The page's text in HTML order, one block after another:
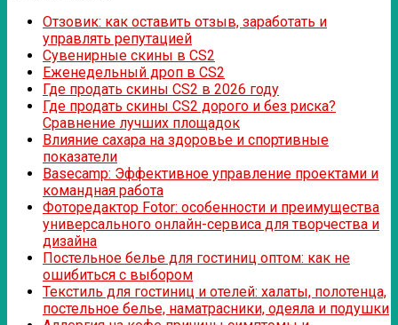
Отзовик: как оставить отзыв, заработать и
управлять репутацией
Сувенирные скины в CS2
Еженедельный дроп в CS2
Где продать скины CS2 в 2026 году
Где продать скины CS2 дорого и без риска?
Сравнение лучших площадок
Влияние сахара на здоровье и спортивные
показатели
Basecamp: Эффективное управление проектами и
командная работа
Фоторедактор Fotor: особенности и преимущества
универсального онлайн-сервиса для творчества и
дизайна
Постельное белье для гостиниц оптом: как не
ошибиться с выбором
Текстиль для гостиниц и отелей: халаты, полотенца,
постельное белье, наматрасники, одеяла и подушки